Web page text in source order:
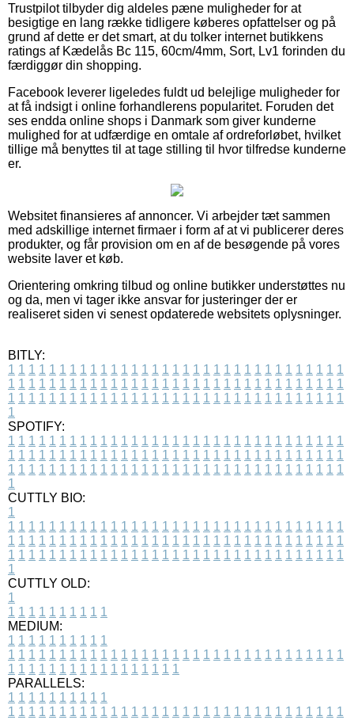
Trustpilot tilbyder dig aldeles pæne muligheder for at
besigtige en lang række tidligere køberes opfattelser og på
grund af dette er det smart, at du tolker internet butikkens
ratings af Kædelås Bc 115, 60cm/4mm, Sort, Lv1 forinden du
færdiggør din shopping.
Facebook leverer ligeledes fuldt ud belejlige muligheder for
at få indsigt i online forhandlerens popularitet. Foruden det
ses endda online shops i Danmark som giver kunderne
mulighed for at udfærdige en omtale af ordreforløbet, hvilket
tillige må benyttes til at tage stilling til hvor tilfredse kunderne
er.
Websitet finansieres af annoncer. Vi arbejder tæt sammen
med adskillige internet firmaer i form af at vi publicerer deres
produkter, og får provision om en af de besøgende på vores
website laver et køb.
Orientering omkring tilbud og online butikker understøttes nu
og da, men vi tager ikke ansvar for justeringer der er
realiseret siden vi senest opdaterede websitets oplysninger.
BITLY:
1 1 1 1 1 1 1 1 1 1 1 1 1 1 1 1 1 1 1 1 1 1 1 1 1 1 1 1 1 1 1 1 1
1 1 1 1 1 1 1 1 1 1 1 1 1 1 1 1 1 1 1 1 1 1 1 1 1 1 1 1 1 1 1 1 1
1 1 1 1 1 1 1 1 1 1 1 1 1 1 1 1 1 1 1 1 1 1 1 1 1 1 1 1 1 1 1 1 1
1
SPOTIFY:
1 1 1 1 1 1 1 1 1 1 1 1 1 1 1 1 1 1 1 1 1 1 1 1 1 1 1 1 1 1 1 1 1
1 1 1 1 1 1 1 1 1 1 1 1 1 1 1 1 1 1 1 1 1 1 1 1 1 1 1 1 1 1 1 1 1
1 1 1 1 1 1 1 1 1 1 1 1 1 1 1 1 1 1 1 1 1 1 1 1 1 1 1 1 1 1 1 1 1
1
CUTTLY BIO:
1
1 1 1 1 1 1 1 1 1 1 1 1 1 1 1 1 1 1 1 1 1 1 1 1 1 1 1 1 1 1 1 1 1
1 1 1 1 1 1 1 1 1 1 1 1 1 1 1 1 1 1 1 1 1 1 1 1 1 1 1 1 1 1 1 1 1
1 1 1 1 1 1 1 1 1 1 1 1 1 1 1 1 1 1 1 1 1 1 1 1 1 1 1 1 1 1 1 1 1
1
CUTTLY OLD:
1
1 1 1 1 1 1 1 1 1 1
MEDIUM:
1 1 1 1 1 1 1 1 1 1
1 1 1 1 1 1 1 1 1 1 1 1 1 1 1 1 1 1 1 1 1 1 1 1 1 1 1 1 1 1 1 1 1
1 1 1 1 1 1 1 1 1 1 1 1 1 1 1 1 1
PARALLELS:
1 1 1 1 1 1 1 1 1 1
1 1 1 1 1 1 1 1 1 1 1 1 1 1 1 1 1 1 1 1 1 1 1 1 1 1 1 1 1 1 1 1 1